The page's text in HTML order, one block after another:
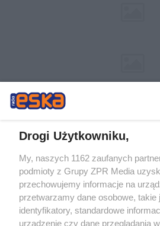
Żaden utwór zamieszczony w serwisie nie
rozpowszechniany lub dalej
tym także elektroniczny lub mechaniczny)
eksploatacji w jakiejkolwiek formie,
Internecie bez pisemnej zgody właściciela
wykorzystanie utworów w całości lub w
tzn. bez właściwej zgody, jest zabronione
Drogi Użytkowniku,
My, naszych 1162 zaufanych
podmioty z Grupy ZPR Media
przechowujemy informacje na
przetwarzamy dane osobowe, takie
identyfikatory, standardowe
urządzenie czy dane przeglądania